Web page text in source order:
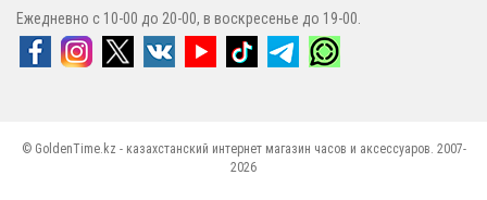
Ежедневно с 10-00 до 20-00, в воскресенье до 19-00.
© GoldenTime.kz - казахстанский интернет магазин часов и аксессуаров. 2007-
2026